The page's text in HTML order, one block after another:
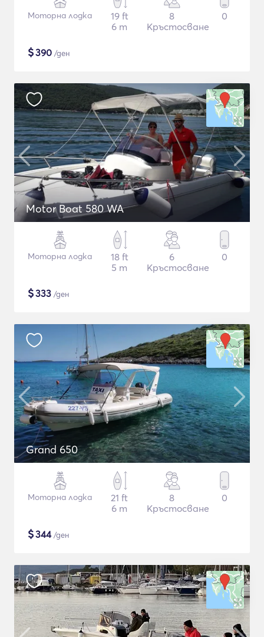
Моторна лодка
19 ft
6 m
8
Кръстосване
0
$390 /ден
Motor Boat 580 WA
Моторна лодка
18 ft
5 m
6
Кръстосване
0
$333 /ден
Grand 650
Моторна лодка
21 ft
6 m
8
Кръстосване
0
$344/ден